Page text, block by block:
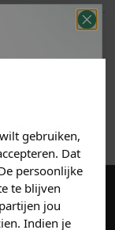
gebruiken,
Dat
persoonlijke
te blijven
jou
Indien je
5%
op
direct